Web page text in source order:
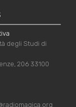
degli Studi di
206 33100